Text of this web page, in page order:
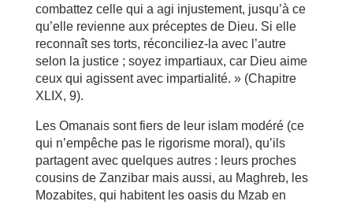
combattez celle qui a agi injustement, jusqu’à ce
qu’elle revienne aux préceptes de Dieu. Si elle
reconnaît ses torts, réconciliez-la avec l’autre
selon la justice ; soyez impartiaux, car Dieu aime
ceux qui agissent avec impartialité. » (Chapitre
XLIX, 9).
Les Omanais sont fiers de leur islam modéré (ce
qui n’empêche pas le rigorisme moral), qu’ils
partagent avec quelques autres : leurs proches
cousins de Zanzibar mais aussi, au Maghreb, les
Mozabites, qui habitent les oasis du Mzab en